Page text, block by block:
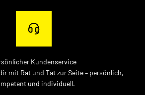
Kundenservice
mit Rat und Tat zur Seite – persönlich,
und individuell.